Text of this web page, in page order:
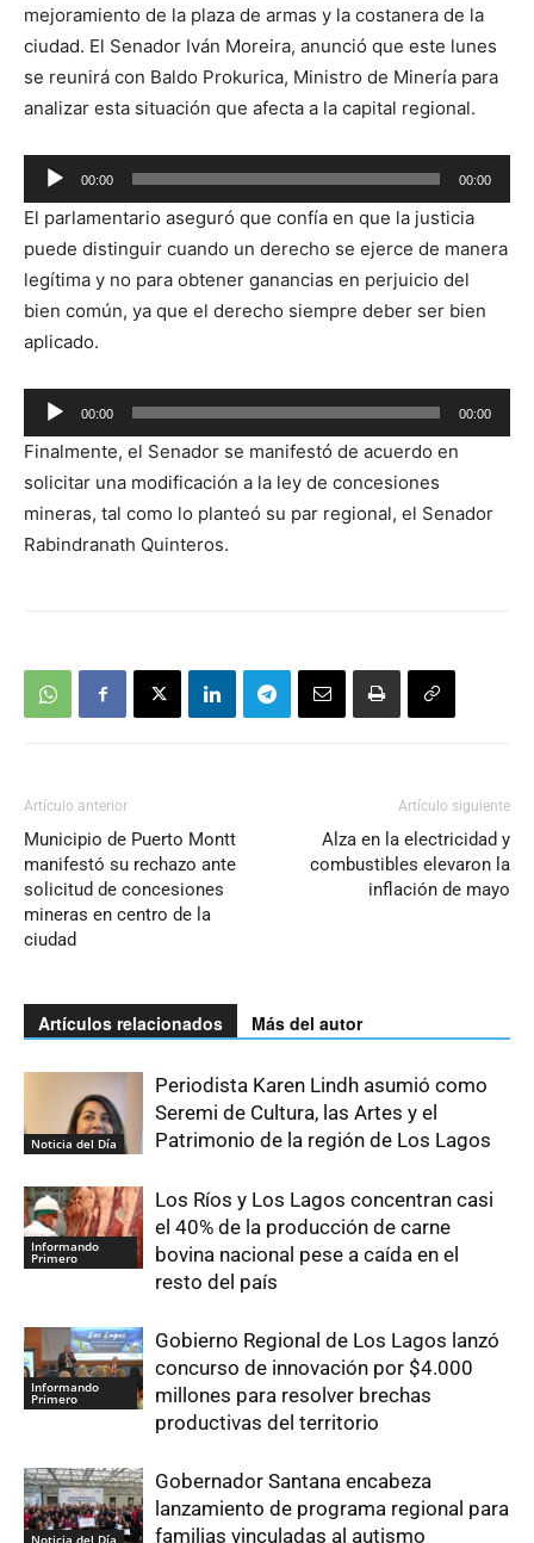
mejoramiento de la plaza de armas y la costanera de la
ciudad. El Senador Iván Moreira, anunció que este lunes
se reunirá con Baldo Prokurica, Ministro de Minería para
analizar esta situación que afecta a la capital regional.
Reproductor
de
audio
00:00 00:00
El parlamentario aseguró que confía en que la justicia
puede distinguir cuando un derecho se ejerce de manera
legítima y no para obtener ganancias en perjuicio del
bien común, ya que el derecho siempre deber ser bien
aplicado.
Reproductor
de
audio
00:00 00:00
Finalmente, el Senador se manifestó de acuerdo en
solicitar una modificación a la ley de concesiones
mineras, tal como lo planteó su par regional, el Senador
Rabindranath Quinteros.
Artículo anterior
Municipio de Puerto Montt
manifestó su rechazo ante
solicitud de concesiones
mineras en centro de la
ciudad
Artículo siguiente
Alza en la electricidad y
combustibles elevaron la
inflación de mayo
Artículos relacionados Más del autor
Noticia del Día
Periodista Karen Lindh asumió como
Seremi de Cultura, las Artes y el
Patrimonio de la región de Los Lagos
Informando
Primero
Los Ríos y Los Lagos concentran casi
el 40% de la producción de carne
bovina nacional pese a caída en el
resto del país
Informando
Primero
Gobierno Regional de Los Lagos lanzó
concurso de innovación por $4.000
millones para resolver brechas
productivas del territorio
Noticia del Día
Gobernador Santana encabeza
lanzamiento de programa regional para
familias vinculadas al autismo